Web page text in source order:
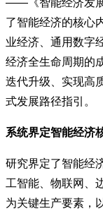
——《智能经济发
了智能经济的核心
业经济、通用数字
经济全生命周期的
迭代升级、实现高
式发展路径指引。
系统界定智能经济
研究界定了智能经
工智能、物联网、
为关键生产要素，